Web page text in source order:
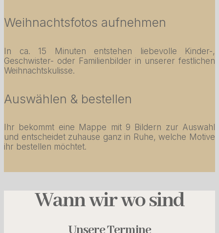
Weihnachtsfotos aufnehmen
In ca. 15 Minuten entstehen liebevolle Kinder-,
Geschwister- oder Familienbilder in unserer festlichen
Weihnachtskulisse.
Auswählen & bestellen
Ihr bekommt eine Mappe mit 9 Bildern zur Auswahl
und entscheidet zuhause ganz in Ruhe, welche Motive
ihr bestellen möchtet.
Wann wir wo sind